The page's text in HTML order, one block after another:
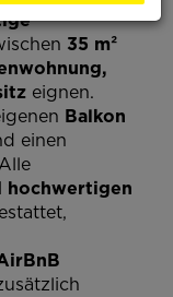
35 m²
eignen.
Balkon
einen
hochwertigen